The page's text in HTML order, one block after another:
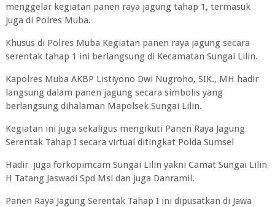
menggelar kegiatan panen raya jagung tahap 1, termasuk
juga di Polres Muba.
Khusus di Polres Muba Kegiatan panen raya jagung secara
serentak tahap 1 ini berlangsung di Kecamatan Sungai Lilin.
Kapolres Muba AKBP Listiyono Dwi Nugroho, SIK., MH hadir
langsung dalam panen jagung secara simbolis yang
berlangsung dihalaman Mapolsek Sungai Lilin.
Kegiatan ini juga sekaligus mengikuti Panen Raya Jagung
Serentak Tahap I secara virtual ditingkat Polda Sumsel
Hadir juga forkopimcam Sungai Lilin yakni Camat Sungai Lilin
H Tatang Jaswadi Spd Msi dan juga Danramil.
Panen Raya Jagung Serentak Tahap I ini dipusatkan di Jawa